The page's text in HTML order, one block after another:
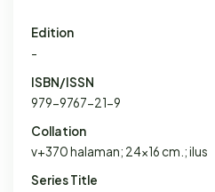
Edition
-
ISBN/ISSN
979-9767-21-9
Collation
v+370 halaman; 24x16 cm.; ilus
Series Title